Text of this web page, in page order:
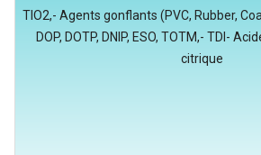
TIO2,- Agents gonflants (PVC, Rubber,
DOP, DOTP, DNIP, ESO, TOTM,- TDI-
citrique